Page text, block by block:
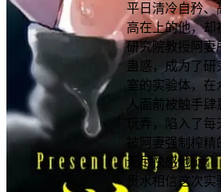
平日清冷自矜、
高在上的他，却
研究院教授阿妻
蛊惑，成为了研
室的实验体，在
人面前被触手肆
玩弄，陷入了每
被阿妻强制榨精
无尽快感地狱。
贵水相信这次实